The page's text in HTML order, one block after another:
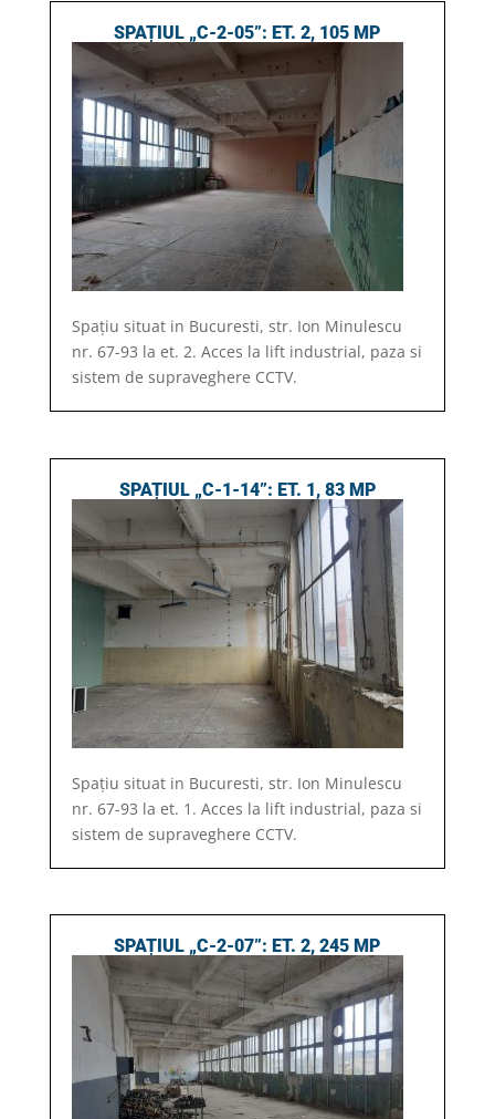
SPAȚIUL „C-2-05”: ET. 2, 105 MP
Spațiu situat in Bucuresti, str. Ion Minulescu
nr. 67-93 la et. 2. Acces la lift industrial, paza si
sistem de supraveghere CCTV.
SPAȚIUL „C-1-14”: ET. 1, 83 MP
Spațiu situat in Bucuresti, str. Ion Minulescu
nr. 67-93 la et. 1. Acces la lift industrial, paza si
sistem de supraveghere CCTV.
SPAȚIUL „C-2-07”: ET. 2, 245 MP